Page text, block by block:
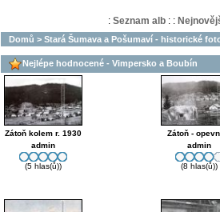
: Seznam alb: :
Domů > Stará Šumava a Pošumaví - historické
Nejlépe hodnocené - Vimpersko a Boubín
Zátoň kolem r. 1930
admin
(5 hlas(ů))
Zátoň -
admin
(8 hlas(ů))